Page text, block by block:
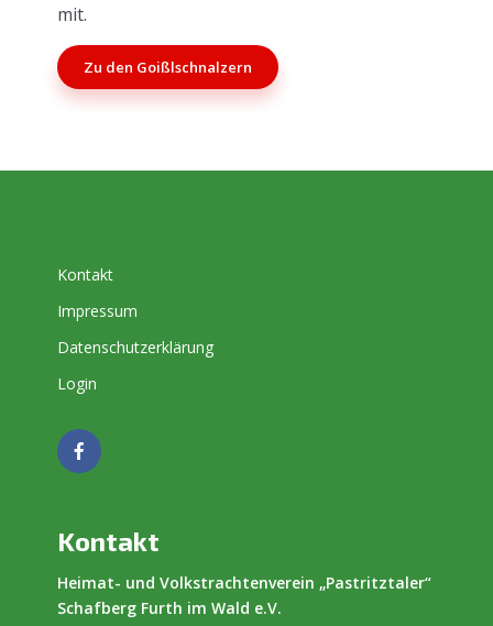
mit.
Zu den Goißlschnalzern
Kontakt
Impressum
Datenschutzerklärung
Login
Kontakt
Heimat- und Volkstrachtenverein „Pastritztaler“
Schafberg Furth im Wald e.V.